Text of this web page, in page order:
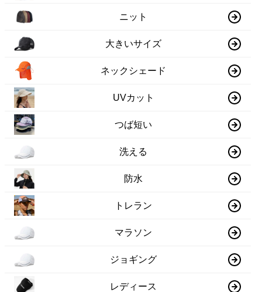
ニット
大きいサイズ
ネックシェード
UVカット
つば短い
洗える
防水
トレラン
マラソン
ジョギング
レディース